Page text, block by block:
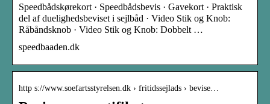
Speedbådskørekort · Speedbådsbevis · Gavekort · Praktisk
del af duelighedsbeviset i sejlbåd · Video Stik og Knob:
Råbåndsknob · Video Stik og Knob: Dobbelt …
speedbaaden.dk
http s://www.soefartsstyrelsen.dk › fritidssejlads › bevise…